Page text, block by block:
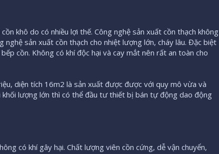
khô do có nhiều lợi thế. Công nghệ sản xuất cồn thạch không
sản xuất cồn thạch cho nhiệt lượng lớn, cháy lâu. Đặc biệt
cồn. Không có khí độc hại và cay mắt nên rất an toàn cho
diện tích 16m2 là sản xuất được được với quy mô vừa và
lượng lớn thì có thể đầu tư thiết bị bán tự động dao động
có khí gây hại. Chất lượng viên cồn cứng, dễ vận chuyển,